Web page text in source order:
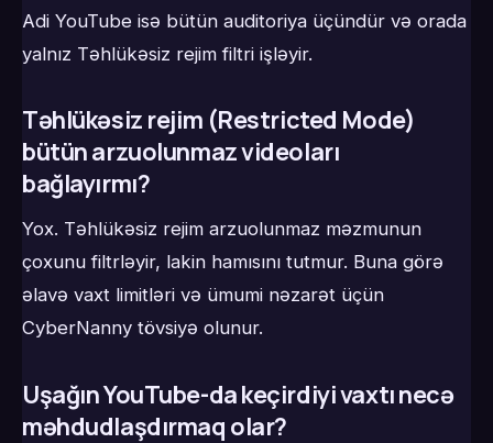
Adi YouTube isə bütün auditoriya üçündür və orada
yalnız Təhlükəsiz rejim filtri işləyir.
Təhlükəsiz rejim (Restricted Mode)
bütün arzuolunmaz videoları
bağlayırmı?
Yox. Təhlükəsiz rejim arzuolunmaz məzmunun
çoxunu filtrləyir, lakin hamısını tutmur. Buna görə
əlavə vaxt limitləri və ümumi nəzarət üçün
CyberNanny tövsiyə olunur.
Uşağın YouTube-da keçirdiyi vaxtı necə
məhdudlaşdırmaq olar?